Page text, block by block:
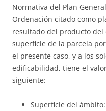
Normativa del Plan
Ordenación citado como
resultado del producto del
superficie de la parcela
el presente caso, y a los
edificabilidad, tiene el
siguiente:
Superficie del ámbito: